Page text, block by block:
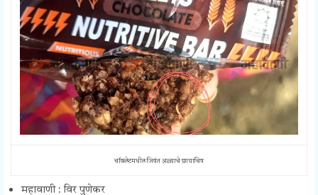
चॉकलेटमधील जिवंत अळ्याचे छायाचित्र
महावाणी : विर पुणेकर